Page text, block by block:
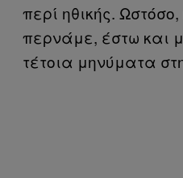
περί ηθικής.
περνάμε, έστω και
τέτοια μηνύματα